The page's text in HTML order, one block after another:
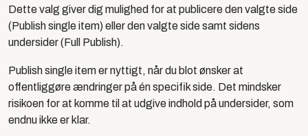
Dette valg giver dig mulighed for at publicere den valgte side
(Publish single item) eller den valgte side samt sidens
undersider (Full Publish).
Publish single itemer nyttigt, når du blot ønsker at
offentliggøre ændringer på én specifik side. Det mindsker
risikoen for at komme til at udgive indhold på undersider, som
endnu ikke er klar.